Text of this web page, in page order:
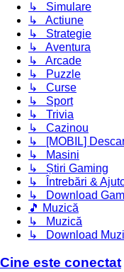
↳ Simulare
↳ Actiune
↳ Strategie
↳ Aventura
↳ Arcade
↳ Puzzle
↳ Curse
↳ Sport
↳ Trivia
↳ Cazinou
↳ [MOBIL]
↳ Masini
↳ Știri Gaming
↳ Întrebări &
↳ Download
🎵 Muzică
↳ Muzică
↳ Download
Cine este conectat